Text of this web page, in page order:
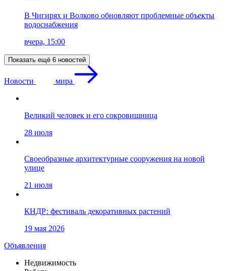
В Чигирях и Волково обновляют проблемные объекты
водоснабжения
вчера, 15:00
Показать ещё 6 новостей
Новости мира
Великий человек и его сокровищница
28 июля
Своеобразные архитектурные сооружения на новой
улице
21 июля
КНДР: фестиваль декоративных растений
19 мая 2026
Объявления
Недвижимость